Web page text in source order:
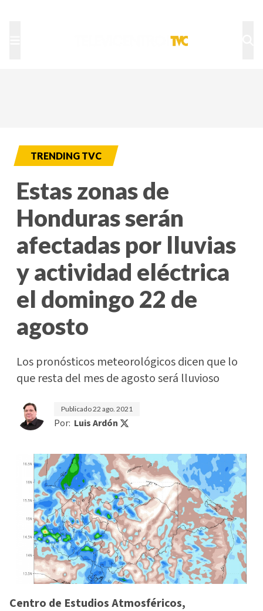
TRENDING TVC
Estas zonas de
Honduras serán
afectadas por lluvias
y actividad eléctrica
el domingo 22 de
agosto
Los pronósticos meteorológicos dicen que lo
que resta del mes de agosto será lluvioso
Publicado22 ago. 2021
Por: Luis Ardón
Centro de Estudios Atmosféricos,